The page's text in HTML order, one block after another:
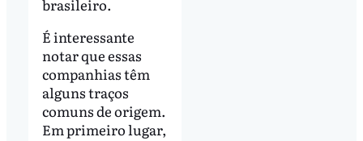
brasileiro.
É interessante
notar que essas
companhias têm
alguns traços
comuns de origem.
Em primeiro lugar,